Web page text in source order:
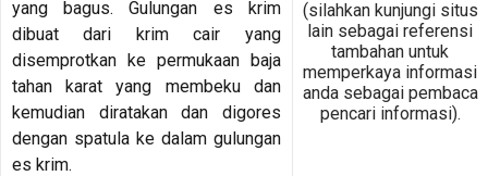
yang bagus. Gulungan es krim
dibuat dari krim cair yang
disemprotkan ke permukaan baja
tahan karat yang membeku dan
kemudian diratakan dan digores
dengan spatula ke dalam gulungan
es krim.
(silahkan kunjungi situs
lain sebagai referensi
tambahan untuk
memperkaya informasi
anda sebagai pembaca
pencari informasi).